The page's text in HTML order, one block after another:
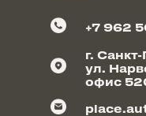
+7 962
г.
ул.
офис